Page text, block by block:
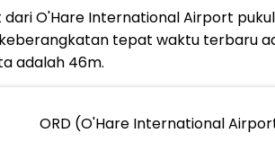
O'Hare International Airport
tepat waktu terbaru
adalah 46m.
ORD (O'Hare International